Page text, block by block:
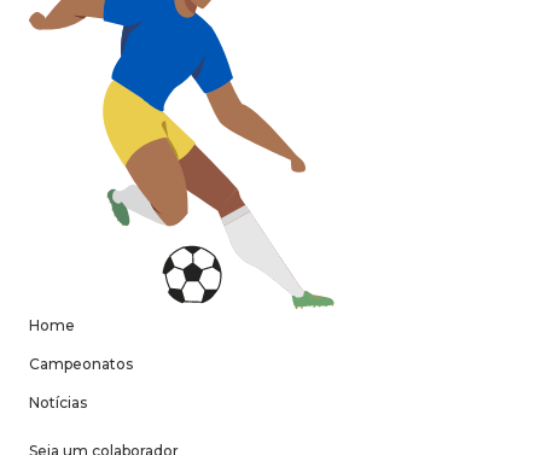
Home
Campeonatos
Notícias
Seja um colaborador